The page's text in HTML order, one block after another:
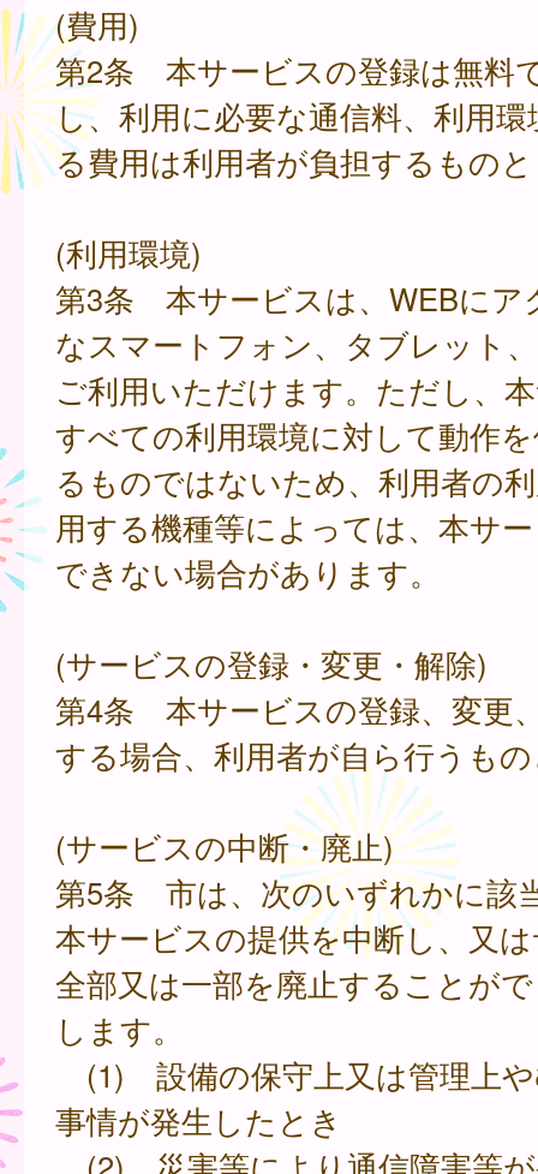
(費用)
第2条 本サービスの登録は無料
し、利用に必要な通信料、利用
る費用は利用者が負担するもの
(利用環境)
第3条 本サービスは、WEBにア
なスマートフォン、タブレット
ご利用いただけます。ただし、
すべての利用環境に対して動作
るものではないため、利用者の
用する機種等によっては、本サ
できない場合があります。
(サービスの登録・変更・解除)
第4条 本サービスの登録、変更
する場合、利用者が自ら行うも
(サービスの中断・廃止)
第5条 市は、次のいずれかに該
本サービスの提供を中断し、又
全部又は一部を廃止することが
します。
(1) 設備の保守上又は管理上
事情が発生したとき
(2) 災害等により通信障害等